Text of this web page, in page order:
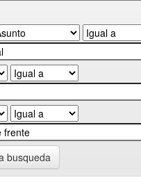
busqueda